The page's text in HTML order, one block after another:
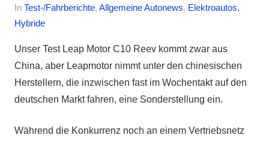
Am
1.
2025
Von
Autofreak
In Test-/Fahrberichte, Allgemeine Autonews, Elektroautos,
Hybride
Unser Test Leap Motor C10 Reev kommt zwar aus
China, aber Leapmotor nimmt unter den chinesischen
Herstellern, die inzwischen fast im Wochentakt auf den
deutschen Markt fahren, eine Sonderstellung ein.
Während die Konkurrenz noch an einem Vertriebsnetz